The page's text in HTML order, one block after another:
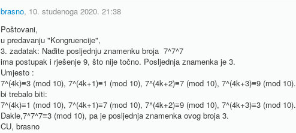
brasno, 10. studenoga 2020. 21:38
Poštovani,
u predavanju "Kongruencije",
3. zadatak: Nađite posljednju znamenku broja 7^7^7
ima postupak i rješenje 9, što nije točno. Posljednja znamenka je 3.
Umjesto :
7^(4k)≡3 (mod 10), 7^(4k+1)≡1 (mod 10), 7^(4k+2)≡7 (mod 10), 7^(4k+3)≡9 (mod 10).
bi trebalo biti:
7^(4k)≡1 (mod 10), 7^(4k+1)≡7 (mod 10), 7^(4k+2)≡9 (mod 10), 7^(4k+3)≡3 (mod 10).
Dakle,7^7^7≡3 (mod 10), pa je posljednja znamenka ovog broja 3.
CU, brasno